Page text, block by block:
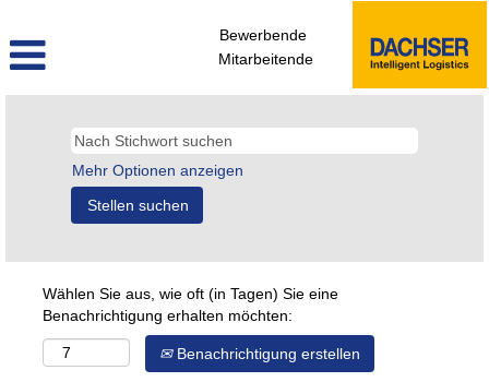
Bewerbende
Mitarbeitende
Mehr Optionen anzeigen
Wählen Sie aus, wie oft (in Tagen) Sie eine
Benachrichtigung erhalten möchten:
Benachrichtigung erstellen